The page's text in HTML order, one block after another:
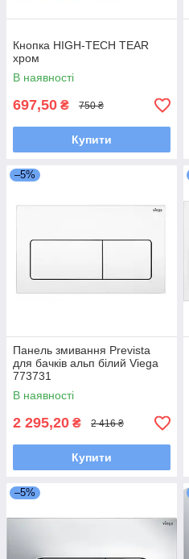
Кнопка HIGH-TECH TEAR
хром
В наявності
697,50 ₴ 750 ₴
Купити
–5%
Панель змивання Prevista
для бачків альп білий Viega
773731
В наявності
2 295,20 ₴ 2 416 ₴
Купити
–5%